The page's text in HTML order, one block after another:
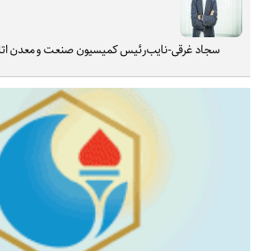
سجاد غرقی-نایب‌رئیس کمیسیون صنعت و معدن اتاق